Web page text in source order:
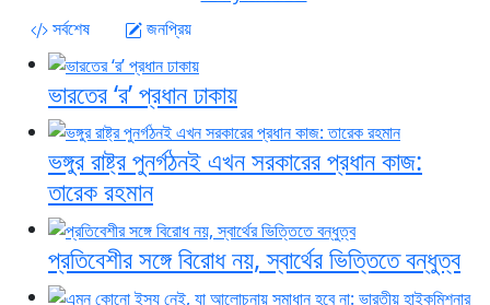
সর্বশেষ জনপ্রিয়
ভারতের ‘র’ প্রধান ঢাকায়
ভঙ্গুর রাষ্ট্র পুনর্গঠনই এখন সরকারের প্রধান কাজ:
তারেক রহমান
প্রতিবেশীর সঙ্গে বিরোধ নয়, স্বার্থের ভিত্তিতে বন্ধুত্ব